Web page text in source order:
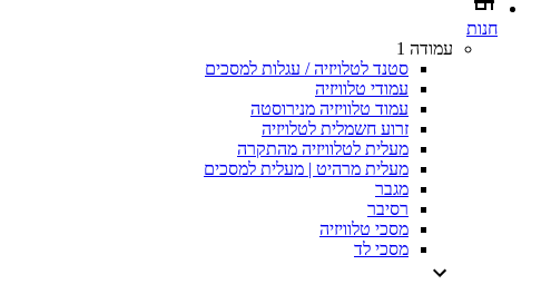
חנות
עמודה 1
סטנד לטלויזיה / עגלות למסכים
עמודי טלוויזיה
עמוד טלוויזיה מנירוסטה
זרוע חשמלית לטלויזיה
מעלית לטלוויזיה מהתקרה
מעלית מרהיט | מעלית למסכים
מגבר
רסיבר
מסכי טלוויזיה
מסכי לד